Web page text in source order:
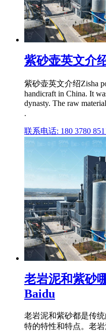
紫砂壶英文介
紫砂壶英文介绍Zisha
handicraft in China. It
dynasty. The raw
.
联系电话: 180 3780
老岩泥和紫砂
Baidu
老岩泥和紫砂都是传
特的特性和特点。老